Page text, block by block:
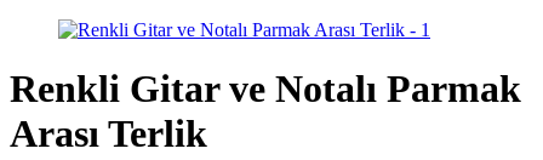
Renkli Gitar ve Notalı Parmak
Arası Terlik